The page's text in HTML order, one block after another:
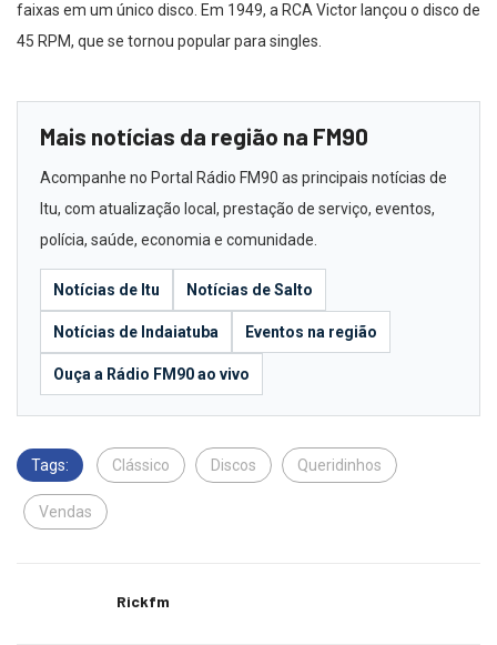
faixas em um único disco. Em 1949, a RCA Victor lançou o disco de
45 RPM, que se tornou popular para singles.
Mais notícias da região na FM90
Acompanhe no Portal Rádio FM90 as principais notícias de
Itu, com atualização local, prestação de serviço, eventos,
polícia, saúde, economia e comunidade.
Notícias de Itu Notícias de Salto
Notícias de Indaiatuba Eventos na região
Ouça a Rádio FM90 ao vivo
Tags: Clássico Discos Queridinhos
Vendas
Rickfm